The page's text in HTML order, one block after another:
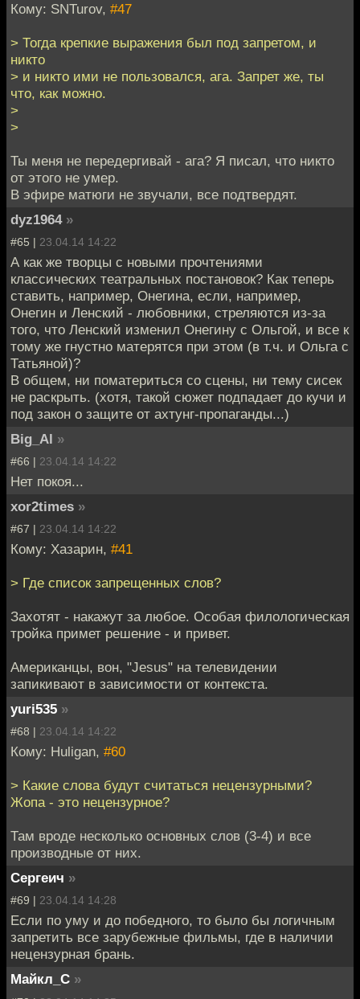
Кому: SNTurov, #47
> Тогда крепкие выражения был под запретом, и
никто
> и никто ими не пользовался, ага. Запрет же, ты
что, как можно.
>
>
Ты меня не передергивай - ага? Я писал, что никто
от этого не умер.
В эфире матюги не звучали, все подтвердят.
dyz1964 »
#65 | 23.04.14 14:22
А как же творцы с новыми прочтениями
классических театральных постановок? Как теперь
ставить, например, Онегина, если, например,
Онегин и Ленский - любовники, стреляются из-за
того, что Ленский изменил Онегину с Ольгой, и все к
тому же гнустно матерятся при этом (в т.ч. и Ольга с
Татьяной)?
В общем, ни поматериться со сцены, ни тему сисек
не раскрыть. (хотя, такой сюжет подпадает до кучи и
под закон о защите от ахтунг-пропаганды...)
Big_Al »
#66 | 23.04.14 14:22
Нет покоя...
xor2times »
#67 | 23.04.14 14:22
Кому: Хазарин, #41
> Где список запрещенных слов?
Захотят - накажут за любое. Особая филологическая
тройка примет решение - и привет.
Американцы, вон, "Jesus" на телевидении
запикивают в зависимости от контекста.
yuri535 »
#68 | 23.04.14 14:22
Кому: Huligan, #60
> Какие слова будут считаться нецензурными?
Жопа - это нецензурное?
Там вроде несколько основных слов (3-4) и все
производные от них.
Сергеич »
#69 | 23.04.14 14:28
Если по уму и до победного, то было бы логичным
запретить все зарубежные фильмы, где в наличии
нецензурная брань.
Майкл_С »